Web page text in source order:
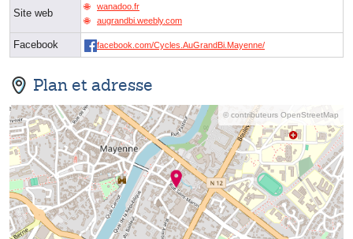
Site web
wanadoo.fr
augrandbi.weebly.com
Facebook facebook.com/Cycles.AuGrandBi.Mayenne/
Plan et adresse
© contributeurs OpenStreetMap